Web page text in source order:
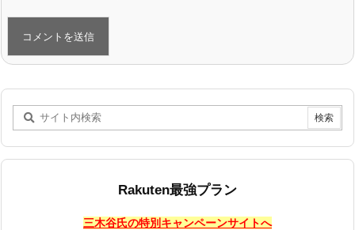
Rakuten最強プラン
三木谷氏の特別キャンペーンサイトへ